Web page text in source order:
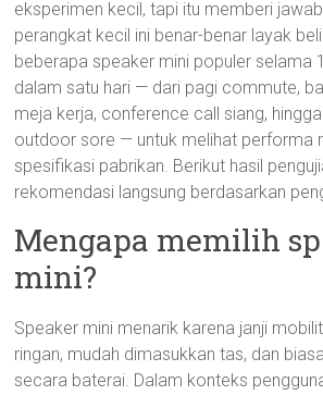
eksperimen kecil, tapi itu memberi
perangkat kecil ini benar-benar layak
beberapa speaker mini populer selama
dalam satu hari — dari pagi commute,
meja kerja, conference call siang,
outdoor sore — untuk melihat performa
spesifikasi pabrikan. Berikut hasil
rekomendasi langsung berdasarkan
Mengapa memilih
mini?
Speaker mini menarik karena janji
ringan, mudah dimasukkan tas, dan
secara baterai. Dalam konteks